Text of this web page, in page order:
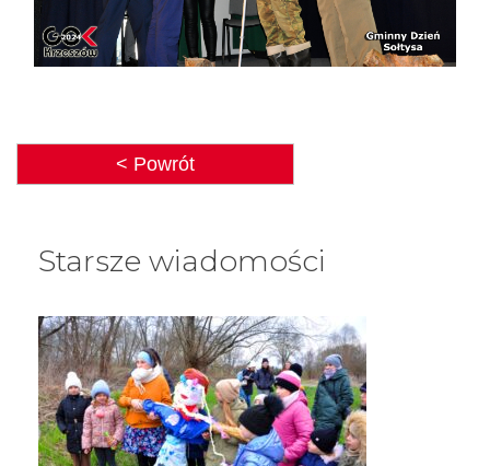
< Powrót
Starsze wiadomości